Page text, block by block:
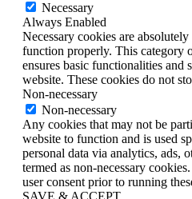
Necessary
Always Enabled
Necessary cookies are
function properly. This category
ensures basic functionalities and
website. These cookies do not
Non-necessary
Non-necessary
Any cookies that may not be
website to function and is used
personal data via analytics, ads,
termed as non-necessary
user consent prior to running
SAVE & ACCEPT